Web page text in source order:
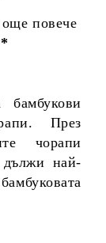
още повече
*
През
чорапи
дължи най-